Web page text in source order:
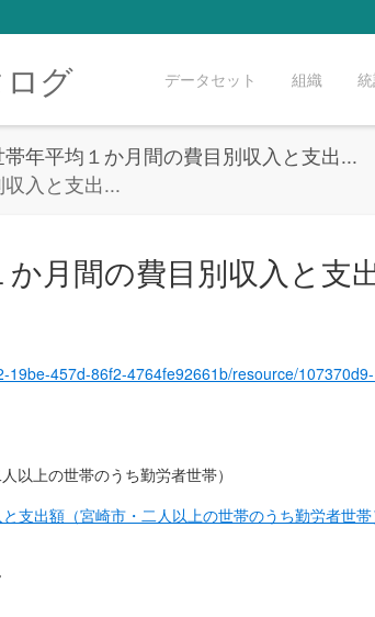
グ データセット 組織
年平均１か月間の費目別収入と支出...
入と支出...
月間の費目別収入と支
457d-86f2-4764fe92661b/resource/
以上の世帯のうち勤労者世帯）
支出額（宮崎市・二人以上の世帯のうち勤労者世帯